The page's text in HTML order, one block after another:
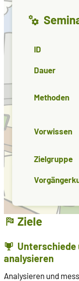
ID
Dauer
Methoden
Vorwissen
Zielgruppe
Ziele
Unterschiede
analysieren
Analysieren und